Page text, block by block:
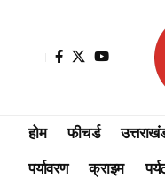
होम फीचर्ड
पर्यावरण क्राइम